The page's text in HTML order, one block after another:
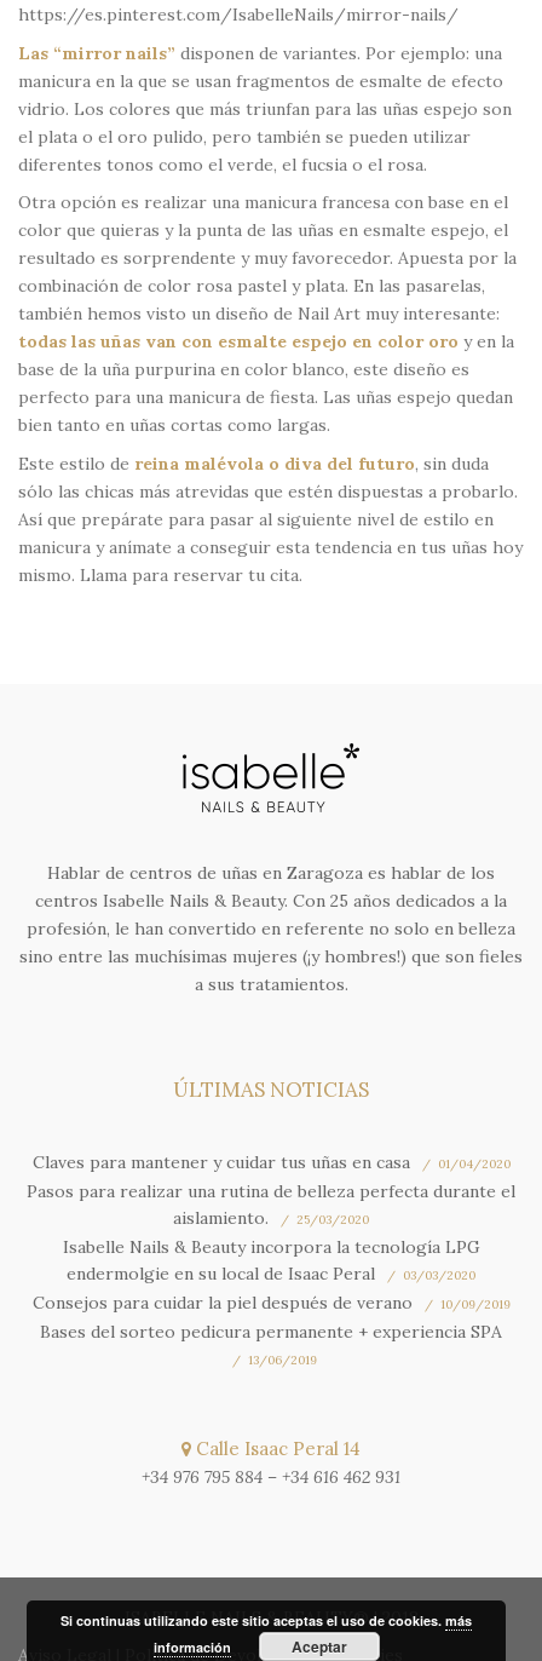
https://es.pinterest.com/IsabelleNails/mirror-nails/
Las “mirror nails” disponen de variantes. Por ejemplo: una
manicura en la que se usan fragmentos de esmalte de efecto
vidrio. Los colores que más triunfan para las uñas espejo son
el plata o el oro pulido, pero también se pueden utilizar
diferentes tonos como el verde, el fucsia o el rosa.
Otra opción es realizar una manicura francesa con base en el
color que quieras y la punta de las uñas en esmalte espejo, el
resultado es sorprendente y muy favorecedor. Apuesta por la
combinación de color rosa pastel y plata. En las pasarelas,
también hemos visto un diseño de Nail Art muy interesante:
todas las uñas van con esmalte espejo en color oro y en la
base de la uña purpurina en color blanco, este diseño es
perfecto para una manicura de fiesta. Las uñas espejo quedan
bien tanto en uñas cortas como largas.
Este estilo de reina malévola o diva del futuro, sin duda
sólo las chicas más atrevidas que estén dispuestas a probarlo.
Así que prepárate para pasar al siguiente nivel de estilo en
manicura y anímate a conseguir esta tendencia en tus uñas hoy
mismo. Llama para reservar tu cita.
Hablar de centros de uñas en Zaragoza es hablar de los
centros Isabelle Nails & Beauty. Con 25 años dedicados a la
profesión, le han convertido en referente no solo en belleza
sino entre las muchísimas mujeres (¡y hombres!) que son fieles
a sus tratamientos.
ÚLTIMAS NOTICIAS
Claves para mantener y cuidar tus uñas en casa 01/04/2020
Pasos para realizar una rutina de belleza perfecta durante el
aislamiento.
25/03/2020
Isabelle Nails & Beauty incorpora la tecnología LPG
endermolgie en su local de Isaac Peral
03/03/2020
Consejos para cuidar la piel después de verano 10/09/2019
Bases del sorteo pedicura permanente + experiencia SPA
13/06/2019
Calle Isaac Peral 14
+34 976 795 884 – +34 616 462 931
ISABELLE NAILS & BEAUTY® | 2018
Aviso Legal
Política de Devoluciones|Cookies
Si continuas utilizando este sitio aceptas el uso de cookies.más
información
Aceptar